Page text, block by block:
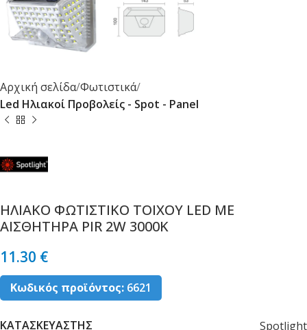
Αρχική σελίδα Φωτιστικά
Led Ηλιακοί Προβολείς - Spot - Panel
ΗΛΙΑΚΟ ΦΩΤΙΣΤΙΚΟ ΤΟΙΧΟΥ LED ΜΕ
ΑΙΣΘΗΤΗΡΑ PIR 2W 3000K
11.30 €
Κωδικός προϊόντος: 6621
ΚΑΤΑΣΚΕΥΑΣΤΗΣ Spotlight